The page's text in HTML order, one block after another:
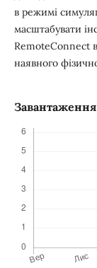
в режимі
масштабувати
RemoteConnect
наявного
Завантаження